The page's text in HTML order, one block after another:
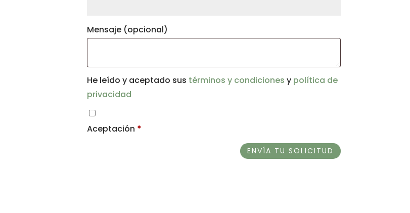
Mensaje (opcional)
He leído y aceptado sus términos y condiciones y política de
privacidad
Aceptación *